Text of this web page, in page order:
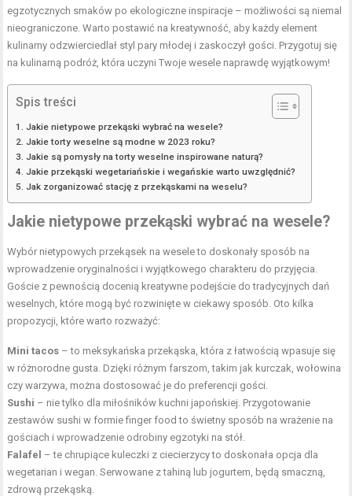
egzotycznych smaków po ekologiczne inspiracje – możliwości są niemal
nieograniczone. Warto postawić na kreatywność, aby każdy element
kulinarny odzwierciedlał styl pary młodej i zaskoczył gości. Przygotuj się
na kulinarną podróż, która uczyni Twoje wesele naprawdę wyjątkowym!
Spis treści
Jakie nietypowe przekąski wybrać na wesele?
Jakie torty weselne są modne w 2023 roku?
Jakie są pomysły na torty weselne inspirowane naturą?
Jakie przekąski wegetariańskie i wegańskie warto uwzględnić?
Jak zorganizować stację z przekąskami na weselu?
Jakie nietypowe przekąski wybrać na wesele?
Wybór nietypowych przekąsek na wesele to doskonały sposób na
wprowadzenie oryginalności i wyjątkowego charakteru do przyjęcia.
Goście z pewnością docenią kreatywne podejście do tradycyjnych dań
weselnych, które mogą być rozwinięte w ciekawy sposób. Oto kilka
propozycji, które warto rozważyć:
Mini tacos – to meksykańska przekąska, która z łatwością wpasuje się
w różnorodne gusta. Dzięki różnym farszom, takim jak kurczak, wołowina
czy warzywa, można dostosować je do preferencji gości.
Sushi – nie tylko dla miłośników kuchni japońskiej. Przygotowanie
zestawów sushi w formie finger food to świetny sposób na wrażenie na
gościach i wprowadzenie odrobiny egzotyki na stół.
Falafel – te chrupiące kuleczki z ciecierzycy to doskonała opcja dla
wegetarian i wegan. Serwowane z tahiną lub jogurtem, będą smaczną,
zdrową przekąską.